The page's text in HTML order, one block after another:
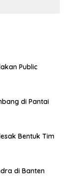
Public
di Pantai
Bentuk Tim
di Banten